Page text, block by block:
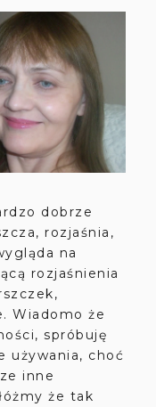
dobrze
rozjaśnia,
na
rozjaśnienia
Wiadomo że
spróbuję
używania, choć
inne
że tak